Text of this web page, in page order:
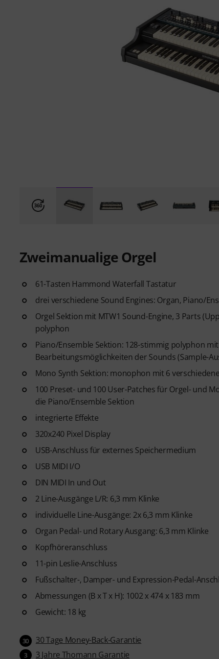
Zweimanualige Orgel
61-Tasten Hammond Waterfall Tastatur
drei verschiedene Sound Engines: Organ, Piano/
Orgel Sektion mit MTW1 Sound-Engine, 3 Parts
polyphon
Piano/Ensemble Sektion: 128-stimmig polyphon
Bearbeitungsmöglichkeiten der Sounds (Sample-
Mono Synth Sektion: monophon mit 6
100 Preset- und 100 User-Patches für Orgel- und
die Piano/Ensemble Sektion
integrierte Effekte
320x240 Pixel Display
USB-Anschluss für externes Speichermedium
USB MIDI I/O
DIN MIDI In und Out
2 Line-Ausgänge L/R: 6,3 mm Klinke
individuelle Line-Ausgänge: 2x 6,3 mm Klinke
Organ Pedal- und Rotary Ausgang: 6,3 mm Klinke
Kopfhöreranschluss
11-pin Leslie-Anschluss
Fußschalter-, Damper- und Expression-Pedal-
Abmessungen (B x T x H): 1002 x 474 x 183 mm
Gewicht: 18 kg
30 30 Tage Money-Back-Garantie
3 3 Jahre Thomann Garantie